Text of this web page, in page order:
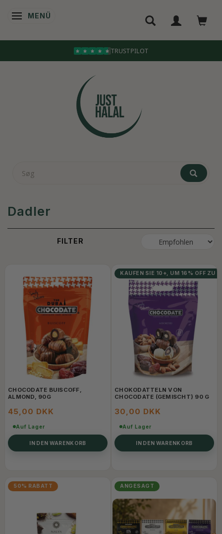
ANZEIGE ÄNDERN
MENÜ
Dadler
FILTER
CHOCODATE BUISCOFF,
ALMOND, 90G
45,00 DKK
Auf Lager
IN DEN WARENKORB
KAUFEN SIE 10+, UM 16% OFF ZU
CHOKODATTELN VON
CHOCODATE (GEMISCHT) 90 G
30,00 DKK
Auf Lager
IN DEN WARENKORB
50% RABATT ANGESAGT